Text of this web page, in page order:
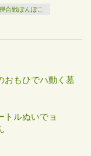
合戦ぽんぽこ
おもひでハ動く墓
トルぬいでョ